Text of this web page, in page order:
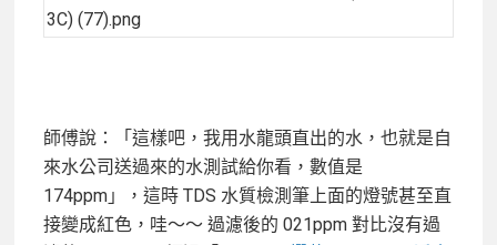
師傅說：「這樣吧，我用水龍頭直出的水，也就是自
來水公司送過來的水測試給你看，數值是
174ppm」，這時 TDS 水質檢測筆上面的燈號甚至直
接變成紅色，哇～～ 過濾後的 021ppm 對比沒有過